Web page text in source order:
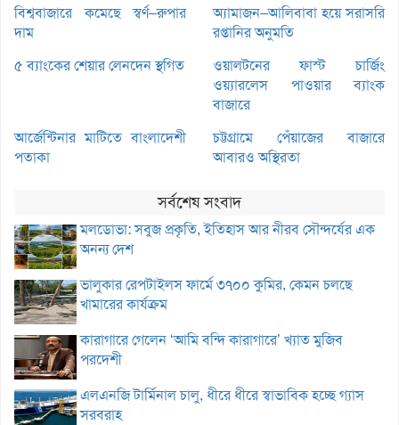
বিশ্ববাজারে কমেছে স্বর্ণ–রুপার
দাম
অ্যামাজন–আলিবাবা হয়ে সরাসরি
রপ্তানির অনুমতি
৫ ব্যাংকের শেয়ার লেনদেন স্থগিত
ওয়ালটনের ফাস্ট চার্জিং
ওয়্যারলেস পাওয়ার ব্যাংক
বাজারে
আর্জেন্টিনার মাটিতে বাংলাদেশী
পতাকা
চট্টগ্রামে পেঁয়াজের বাজারে
আবারও অস্থিরতা
সর্বশেষ সংবাদ
মলডোভা: সবুজ প্রকৃতি, ইতিহাস আর নীরব সৌন্দর্যের এক
অনন্য দেশ
ভালুকার রেপটাইলস ফার্মে ৩৭০০ কুমির, কেমন চলছে
খামারের কার্যক্রম
কারাগারে গেলেন ‘আমি বন্দি কারাগারে’ খ্যাত মুজিব
পরদেশী
এলএনজি টার্মিনাল চালু, ধীরে ধীরে স্বাভাবিক হচ্ছে গ্যাস
সরবরাহ